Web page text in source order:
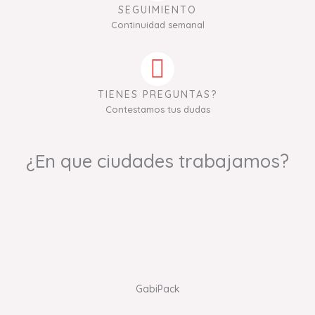
SEGUIMIENTO
Continuidad semanal
TIENES PREGUNTAS?
Contestamos tus dudas
¿En que ciudades trabajamos?
GabiPack